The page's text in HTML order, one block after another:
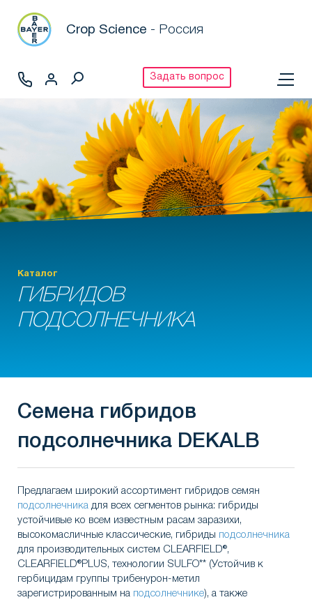
Crop Science - Россия
Задать вопрос
Каталог
ГИБРИДОВ
ПОДСОЛНЕЧНИКА
Семена гибридов
подсолнечника DEKALB
Предлагаем широкий ассортимент гибридов семян
подсолнечника для всех сегментов рынка: гибриды
устойчивые ко всем известным расам заразихи,
высокомасличные классические, гибриды подсолнечника
для производительных систем CLEARFIELD®,
CLEARFIELD®PLUS, технологии SULFO** (Устойчив к
гербицидам группы трибенурон-метил
зарегистрированным на подсолнечнике), а также